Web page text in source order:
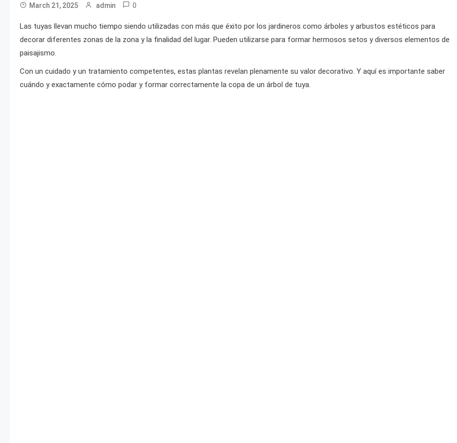
March 21, 2025 admin 0
Las tuyas llevan mucho tiempo siendo utilizadas con más que éxito por los jardineros como árboles y arbustos estéticos para
decorar diferentes zonas de la zona y la finalidad del lugar. Pueden utilizarse para formar hermosos setos y diversos elementos de
paisajismo.
Con un cuidado y un tratamiento competentes, estas plantas revelan plenamente su valor decorativo. Y aquí es importante saber
cuándo y exactamente cómo podar y formar correctamente la copa de un árbol de tuya.